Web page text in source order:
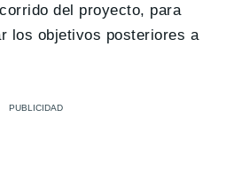
del proyecto, para
los objetivos posteriores a